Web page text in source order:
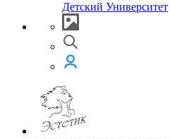
Детский Университет